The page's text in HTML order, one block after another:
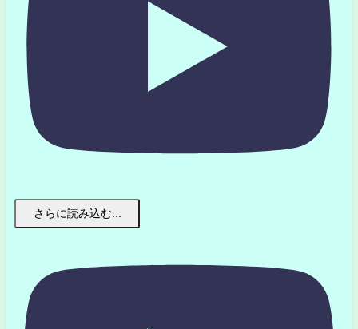
さらに読み込む...